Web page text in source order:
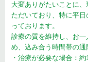
大変ありがたいことに
ただいており、特に平
っております。
診療の質を維持し、お
め、込み合う時間帯の通
・治療が必要な場合：